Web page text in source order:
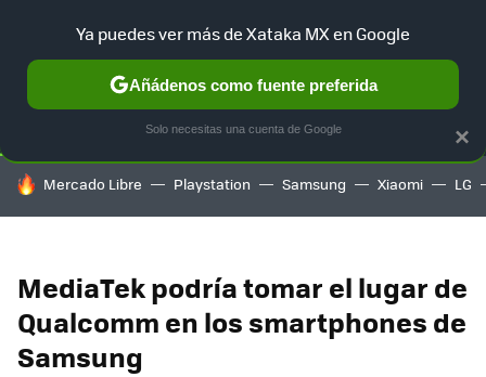
SELECCIÓN GAMING HOME AUTO TERRITORIO
HOY SE HABLA DE
Mercado Libre Playstation Samsung Xiaomi LG
MediaTek podría tomar el lugar de
Qualcomm en los smartphones de
Samsung
×
Ya puedes ver más de Xataka MX en Google
Añádenos como fuente preferida
Solo necesitas una cuenta de Google